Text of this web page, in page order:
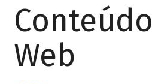
Web